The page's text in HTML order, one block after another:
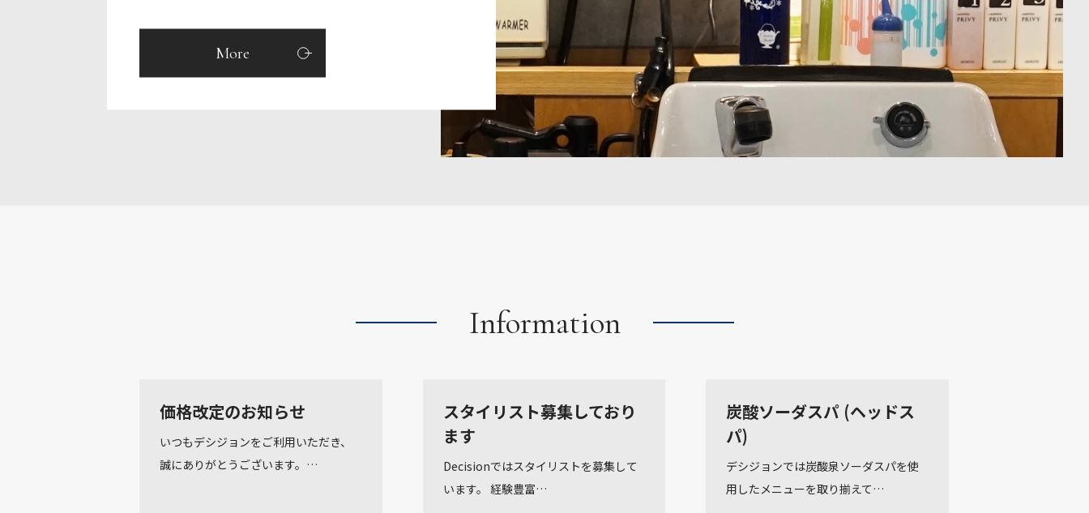
More
Information
価格改定のお知らせ
いつもデシジョンをご利用いただき、
誠にありがとうございます。…
スタイリスト募集しており
ます
Decisionではスタイリストを募集して
います。 経験豊富…
炭酸ソーダスパ (ヘッドス
パ)
デシジョンでは炭酸泉ソーダスパを使
用したメニューを取り揃えて…